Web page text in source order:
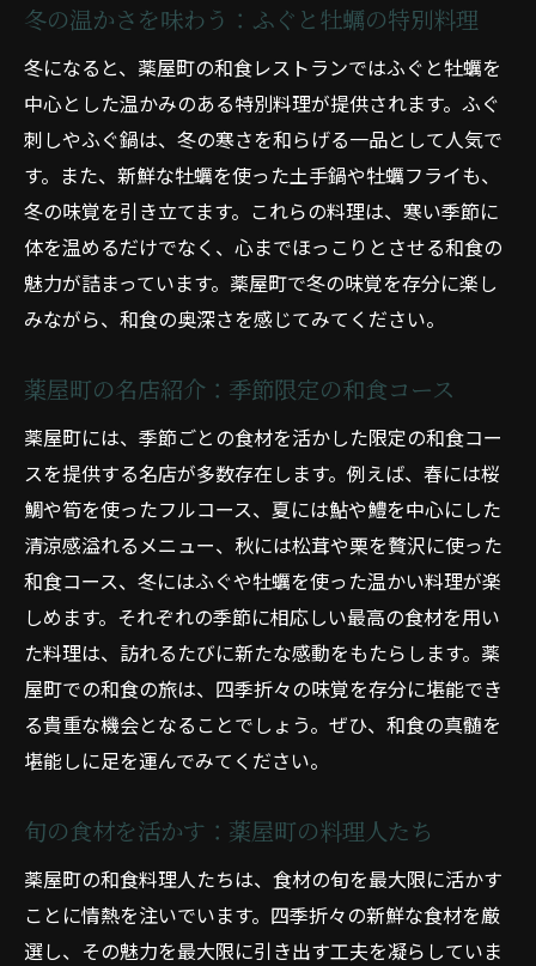
冬の温かさを味わう：ふぐと牡蠣の特別料理
冬になると、薬屋町の和食レストランではふぐと牡蠣を
中心とした温かみのある特別料理が提供されます。ふぐ
刺しやふぐ鍋は、冬の寒さを和らげる一品として人気で
す。また、新鮮な牡蠣を使った土手鍋や牡蠣フライも、
冬の味覚を引き立てます。これらの料理は、寒い季節に
体を温めるだけでなく、心までほっこりとさせる和食の
魅力が詰まっています。薬屋町で冬の味覚を存分に楽し
みながら、和食の奥深さを感じてみてください。
薬屋町の名店紹介：季節限定の和食コース
薬屋町には、季節ごとの食材を活かした限定の和食コー
スを提供する名店が多数存在します。例えば、春には桜
鯛や筍を使ったフルコース、夏には鮎や鱧を中心にした
清涼感溢れるメニュー、秋には松茸や栗を贅沢に使った
和食コース、冬にはふぐや牡蠣を使った温かい料理が楽
しめます。それぞれの季節に相応しい最高の食材を用い
た料理は、訪れるたびに新たな感動をもたらします。薬
屋町での和食の旅は、四季折々の味覚を存分に堪能でき
る貴重な機会となることでしょう。ぜひ、和食の真髄を
堪能しに足を運んでみてください。
旬の食材を活かす：薬屋町の料理人たち
薬屋町の和食料理人たちは、食材の旬を最大限に活かす
ことに情熱を注いでいます。四季折々の新鮮な食材を厳
選し、その魅力を最大限に引き出す工夫を凝らしていま